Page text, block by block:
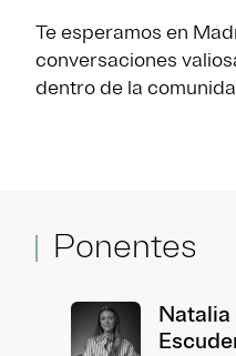
Te esperamos en
conversaciones
dentro de la
Ponentes
Natalia